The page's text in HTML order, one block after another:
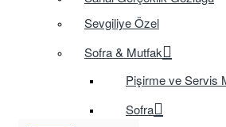
Sevgiliye Özel
Sofra & Mutfak
Pişirme ve Servis
Sofra